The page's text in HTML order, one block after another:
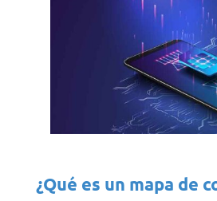
¿Qué es un mapa de